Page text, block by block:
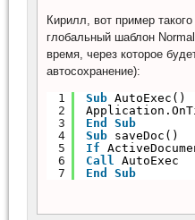
Кирилл, вот пример
глобальный шаблон
время, через которое
автосохранение):
1
2
3
4
5
6
7
Sub AutoExec()
End
Sub
Sub saveDoc()
If
Call
AutoExec
End
Sub